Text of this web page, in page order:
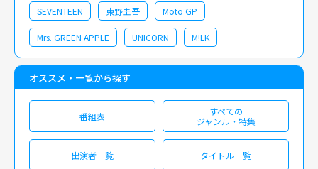
SEVENTEEN 東野圭吾 Moto GP
Mrs. GREEN APPLE UNICORN M!LK
オススメ・一覧から探す
番組表
すべての
ジャンル・特集
出演者一覧 タイトル一覧